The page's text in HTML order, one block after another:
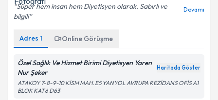
Kişisel verilerimin işlenmesine ilişkin
Metni'ni okudum ve kişisel verilerimin belirtilen
Takvim Talebini Gönder
Süper hem insan hem Diyetisyen olarak. Sabırlı ve
bilgili
Devamı
Adres 1 Online Görüşme
Özel Sağlık Ve Hizmet Birimi Diyetisyen Yaren
Nur Şeker
Haritada Göster
ATAKOY 7-8-9-10 KİSM MAH. E5 YANYOL AVRUPA REZİDANS OFİS A1
BLOK KAT6 D63